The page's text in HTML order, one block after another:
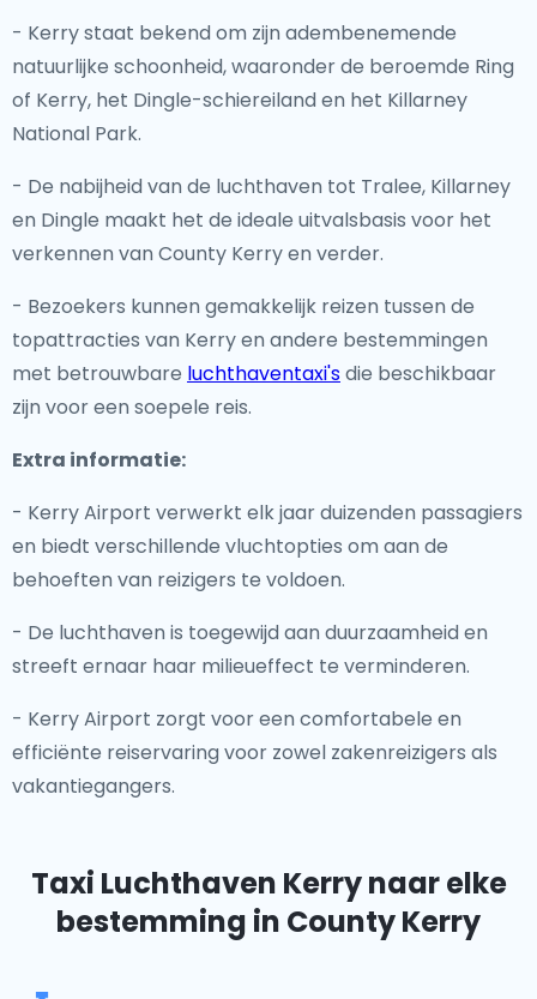
- Kerry staat bekend om zijn adembenemende
natuurlijke schoonheid, waaronder de beroemde Ring
of Kerry, het Dingle-schiereiland en het Killarney
National Park.
- De nabijheid van de luchthaven tot Tralee, Killarney
en Dingle maakt het de ideale uitvalsbasis voor het
verkennen van County Kerry en verder.
- Bezoekers kunnen gemakkelijk reizen tussen de
topattracties van Kerry en andere bestemmingen
met betrouwbare luchthaventaxi'sdie beschikbaar
zijn voor een soepele reis.
Extra informatie:
- Kerry Airport verwerkt elk jaar duizenden passagiers
en biedt verschillende vluchtopties om aan de
behoeften van reizigers te voldoen.
- De luchthaven is toegewijd aan duurzaamheid en
streeft ernaar haar milieueffect te verminderen.
- Kerry Airport zorgt voor een comfortabele en
efficiënte reiservaring voor zowel zakenreizigers als
vakantiegangers.
Taxi Luchthaven Kerrynaar elke
bestemming in County Kerry